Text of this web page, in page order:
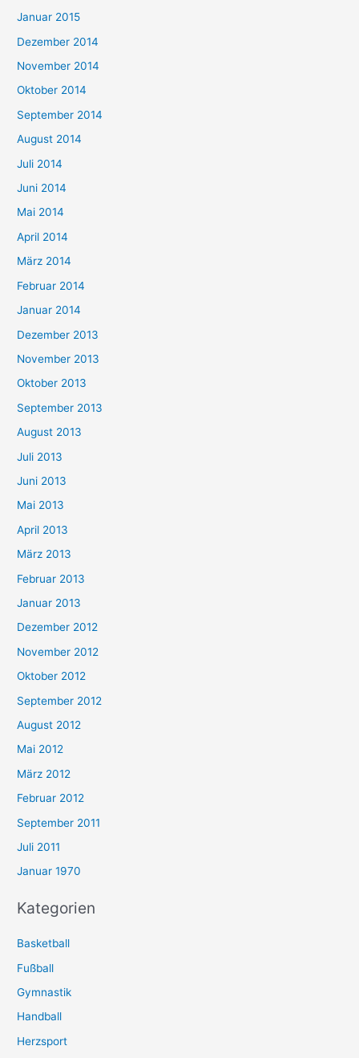
Januar 2015
Dezember 2014
November 2014
Oktober 2014
September 2014
August 2014
Juli 2014
Juni 2014
Mai 2014
April 2014
März 2014
Februar 2014
Januar 2014
Dezember 2013
November 2013
Oktober 2013
September 2013
August 2013
Juli 2013
Juni 2013
Mai 2013
April 2013
März 2013
Februar 2013
Januar 2013
Dezember 2012
November 2012
Oktober 2012
September 2012
August 2012
Mai 2012
März 2012
Februar 2012
September 2011
Juli 2011
Januar 1970
Kategorien
Basketball
Fußball
Gymnastik
Handball
Herzsport